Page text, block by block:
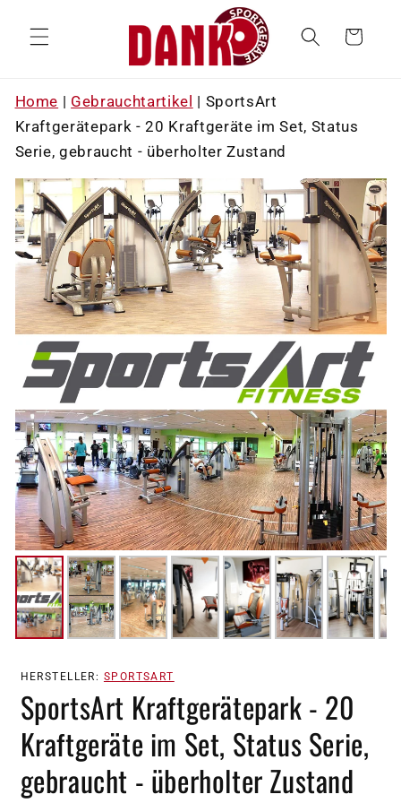
Inhalt
Warenkorb
Home | Gebrauchtartikel | SportsArt
Kraftgerätepark - 20 Kraftgeräte im Set, Status
Serie, gebraucht - überholter Zustand
HERSTELLER: SPORTSART
SportsArt Kraftgerätepark - 20
Kraftgeräte im Set, Status Serie,
gebraucht - überholter Zustand